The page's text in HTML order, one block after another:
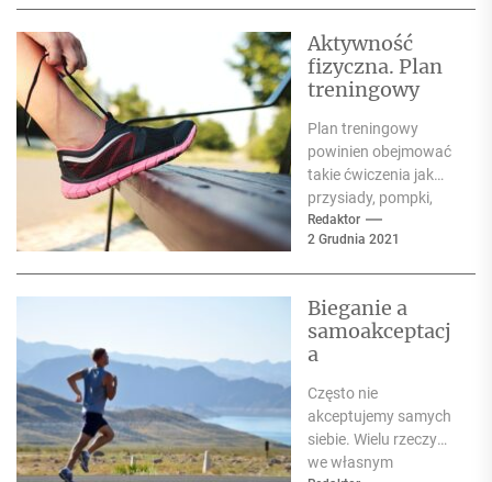
idealnych ciał i...
Aktywność
fizyczna. Plan
treningowy
Plan treningowy
powinien obejmować
takie ćwiczenia jak
przysiady, pompki,
brzuszki klasyczne,
skłony, obroty a także
Redaktor
2 Grudnia 2021
Bieganie a
samoakceptacj
a
Często nie
akceptujemy samych
siebie. Wielu rzeczy
we własnym